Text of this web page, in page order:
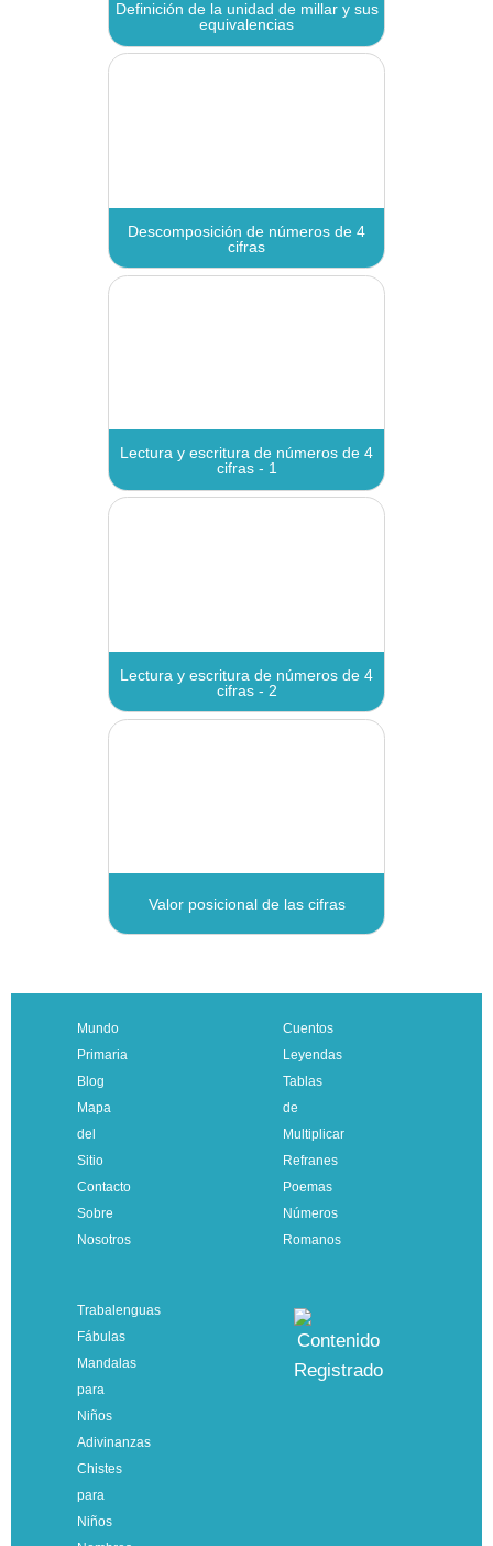
Mundo
Primaria
Blog
Mapa
del
Sitio
Contacto
Sobre
Nosotros
Cuentos
Leyendas
Tablas
de
Multiplicar
Refranes
Poemas
Números
Romanos
Trabalenguas
Fábulas
Mandalas
para
Niños
Adivinanzas
Chistes
para
Niños